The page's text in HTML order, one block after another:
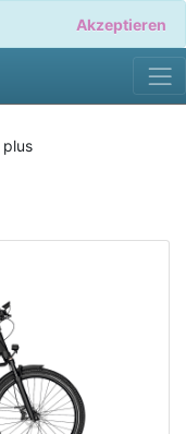
Akzeptieren